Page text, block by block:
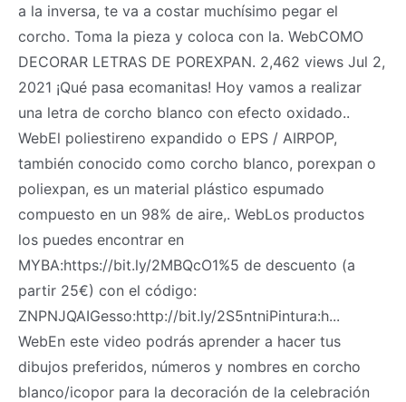
a la inversa, te va a costar muchísimo pegar el
corcho. Toma la pieza y coloca con la. WebCOMO
DECORAR LETRAS DE POREXPAN. 2,462 views Jul 2,
2021 ¡Qué pasa ecomanitas! Hoy vamos a realizar
una letra de corcho blanco con efecto oxidado..
WebEl poliestireno expandido o EPS / AIRPOP,
también conocido como corcho blanco, porexpan o
poliexpan, es un material plástico espumado
compuesto en un 98% de aire,. WebLos productos
los puedes encontrar en
MYBA:https://bit.ly/2MBQcO1%5 de descuento (a
partir 25€) con el código:
ZNPNJQAIGesso:http://bit.ly/2S5ntniPintura:h...
WebEn este video podrás aprender a hacer tus
dibujos preferidos, números y nombres en corcho
blanco/icopor para la decoración de la celebración